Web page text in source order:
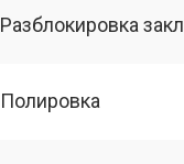
Разблокировка
Полировка